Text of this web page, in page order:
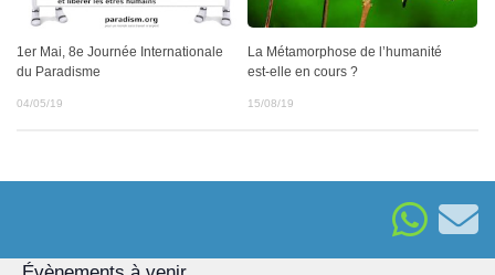
1er Mai, 8e Journée Internationale
du Paradisme
04/05/19
La Métamorphose de l’humanité
est-elle en cours ?
15/08/19